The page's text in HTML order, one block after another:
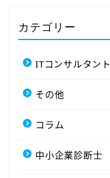
カテゴリー
ITコンサルタント
その他
コラム
中小企業診断士